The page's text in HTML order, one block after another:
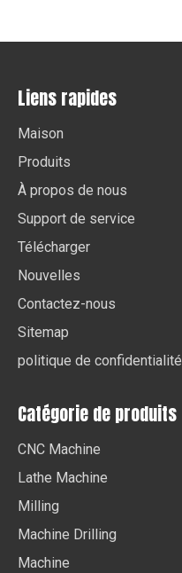
Liens rapides
Maison
Produits
À propos de nous
Support de service
Télécharger
Nouvelles
Contactez-nous
Sitemap
politique de confidentialité
Catégorie de produits
CNC Machine
Lathe Machine
Milling
Machine Drilling
Machine